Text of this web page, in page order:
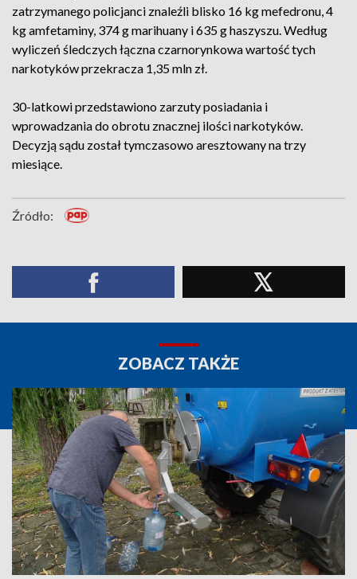
zatrzymanego policjanci znaleźli blisko 16 kg mefedronu, 4
kg amfetaminy, 374 g marihuany i 635 g haszyszu. Według
wyliczeń śledczych łączna czarnorynkowa wartość tych
narkotyków przekracza 1,35 mln zł.
30-latkowi przedstawiono zarzuty posiadania i
wprowadzania do obrotu znacznej ilości narkotyków.
Decyzją sądu został tymczasowo aresztowany na trzy
miesiące.
Źródło:
ZOBACZ TAKŻE